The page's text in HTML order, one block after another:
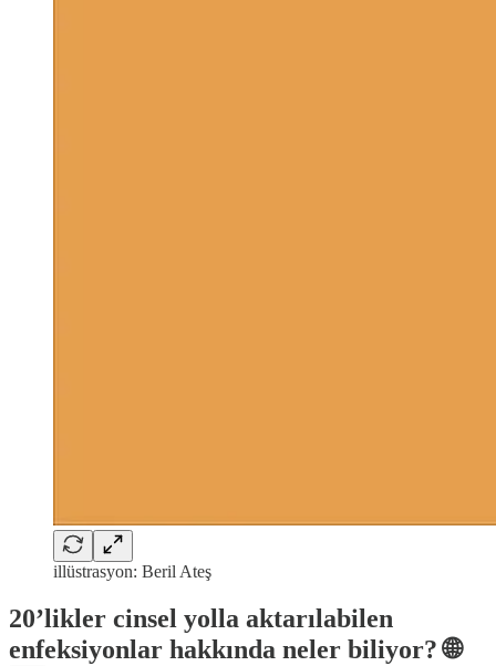
illüstrasyon: Beril Ateş
20’likler cinsel yolla aktarılabilen
enfeksiyonlar hakkında neler biliyor? 🌐